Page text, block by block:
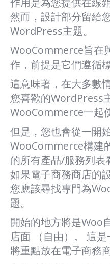
然而，設計部分留給
WordPress主題。
WooCommerce旨在
作，前提是它們遵循
這意味著，在大多數
您喜歡的WordPress
WooCommerce一起
但是，您也會從一開
WooCommerce構建
的所有產品/服務列表
如果電子商務商店的
您應該尋找專門為
題。
開始的地方將是Woo
店面 （自由）。 這
將重點放在電子商務